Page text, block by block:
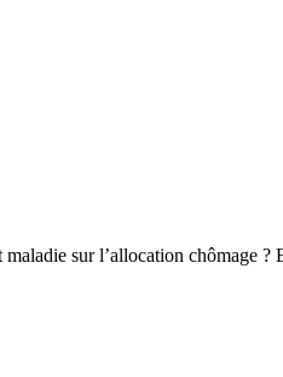
sur l’allocation chômage